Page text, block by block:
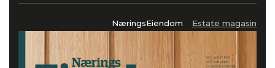
NæringsEiendom Estate magasin